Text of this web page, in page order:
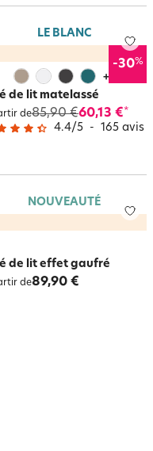
LE BLANC
-30%
+
de lit matelassé
de85,90 €60,13 €*
4.4/5 - 165 avis
NOUVEAUTÉ
de lit effet gaufré
de89,90 €